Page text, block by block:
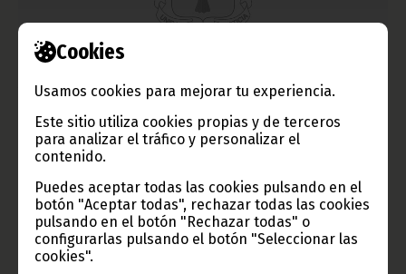
Cookies
Usamos cookies para mejorar tu experiencia.
Este sitio utiliza cookies propias y de terceros
para analizar el tráfico y personalizar el
contenido.
Puedes aceptar todas las cookies pulsando en el
botón "Aceptar todas", rechazar todas las cookies
pulsando en el botón "Rechazar todas" o
configurarlas pulsando el botón "Seleccionar las
cookies".
Audiencia con el Ministro de Defensa de Gabón
El Jefe del Estado ha recibido a Ernest Mpouho Epigat, quien le
ha hecho entrega de un mensaje de su homólogo, el
Presidente de Gabón, S. E. Ali Bongo Ondimba.
Noticias Presidencia